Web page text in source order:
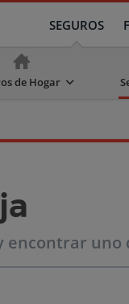
SEGUROS
de Hogar
encontrar